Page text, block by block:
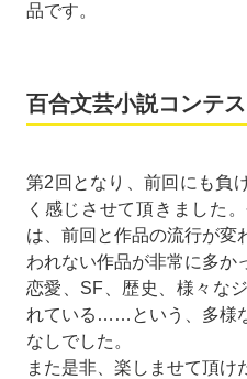
品です。
百合文芸小説コンテ
第2回となり、前回にも負
く感じさせて頂きました
は、前回と作品の流行が変
われない作品が非常に多か
恋愛、SF、歴史、様々な
れている……という、多様
なしでした。
また是非、楽しませて頂け